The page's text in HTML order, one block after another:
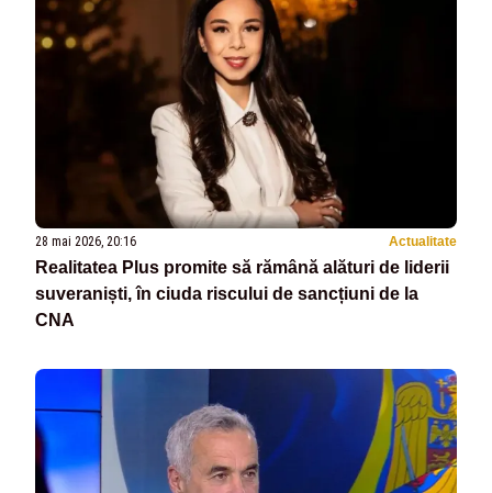
28 mai 2026, 20:16 Actualitate
Realitatea Plus promite să rămână alături de liderii
suveraniști, în ciuda riscului de sancțiuni de la
CNA